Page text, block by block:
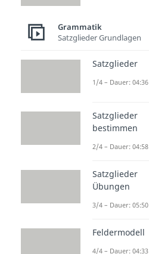
Grammatik
Satzglieder Grundlagen
Satzglieder
1/4 – Dauer: 04:36
Satzglieder
bestimmen
2/4 – Dauer: 04:58
Satzglieder
Übungen
3/4 – Dauer: 05:50
Feldermodell
4/4 – Dauer: 04:33